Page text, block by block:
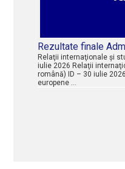
Rezultate finale
Relaţii internaţionale şi
iulie 2026 Relaţii
română) ID – 30 iulie
europene …